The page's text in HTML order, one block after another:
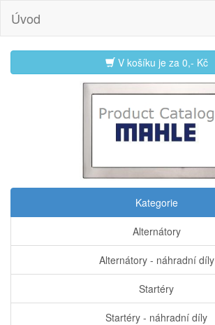
Úvod
V košíku je za 0,- Kč
Kategorie
Alternátory
Alternátory - náhradní díly
Startéry
Startéry - náhradní díly